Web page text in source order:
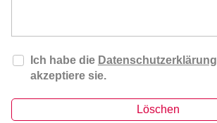
Ich habe die Datenschutzerklärung
akzeptiere sie.
Löschen